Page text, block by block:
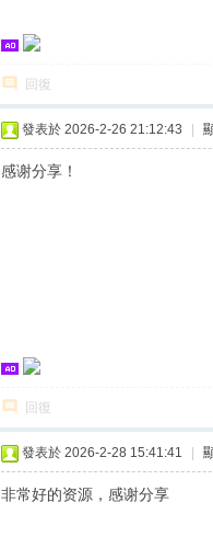
回復
發表於 2026-2-26 21:12:43
感谢分享！
回復
發表於 2026-2-28 15:41:41
非常好的资源，感谢分享